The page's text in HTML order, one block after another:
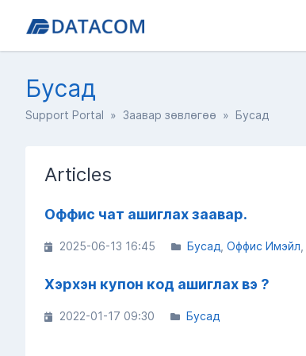
Бусад
Support Portal » Заавар зөвлөгөө » Бусад
Articles
Оффис чат ашиглах заавар.
2025-06-13 16:45 Бусад Оффис Имэйл
Хэрхэн купон код ашиглах вэ ?
2022-01-17 09:30 Бусад